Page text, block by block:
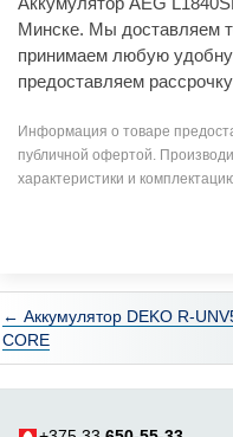
Минске. Мы доставляем
принимаем любую
предоставляем
Информация о товаре
публичной офертой.
характеристики и
← Аккумулятор DEKO R-
CORE